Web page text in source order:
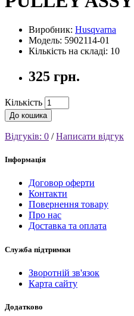
Виробник: Husqvarna
Модель: 5902114-01
Кількість на складі: 10
325 грн.
Кількість
До кошика
Відгуків: 0 /Написати відгук
Інформація
Договор оферти
Контакти
Повернення товару
Про нас
Доставка та оплата
Служба підтримки
Зворотній зв'язок
Карта сайту
Додатково